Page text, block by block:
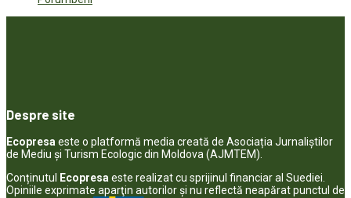
Despre site
Ecopresa este o platformă media creată de Asociația Jurnaliștilor
de Mediu și Turism Ecologic din Moldova (AJMTEM).
Conținutul Ecopresa este realizat cu sprijinul financiar al Suediei.
Opiniile exprimate aparţin autorilor şi nu reflectă neapărat punctul de